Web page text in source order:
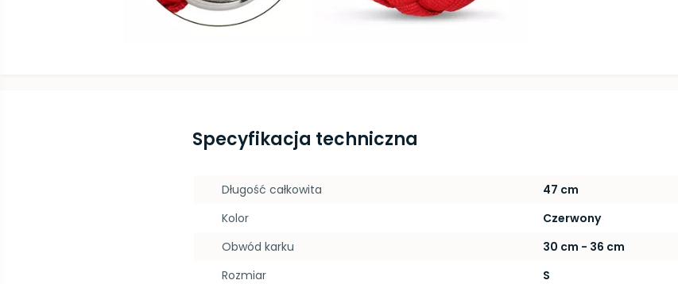
Specyfikacja techniczna
Długość całkowita
47 cm
Kolor
Czerwony
Obwód karku
30 cm - 36 cm
Rozmiar
S